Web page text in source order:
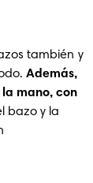
también y
Además,
mano, con
bazo y la